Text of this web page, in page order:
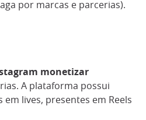
por marcas e parcerias).
monetizar
A plataforma possui
lives, presentes em Reels